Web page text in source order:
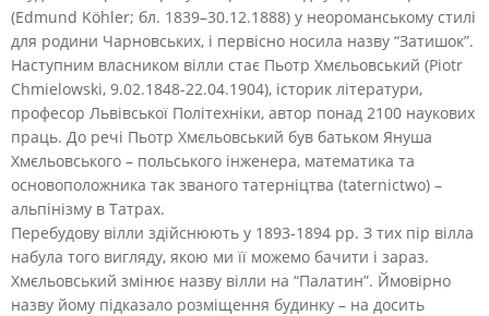
(Edmund Köhler; бл. 1839–30.12.1888) у неороманському стилі
для родини Чарновських, і первісно носила назву “Затишок”.
Наступним власником вілли стає Пьотр Хмєльовський (Piotr
Chmielowski, 9.02.1848-22.04.1904), історик літератури,
професор Львівської Політехніки, автор понад 2100 наукових
праць. До речі Пьотр Хмєльовський був батьком Януша
Хмєльовського – польського інженера, математика та
основоположника так званого татерніцтва (taternictwo) –
альпінізму в Татрах.
Перебудову вілли здійснюють у 1893-1894 рр. З тих пір вілла
набула того вигляду, якою ми її можемо бачити і зараз.
Хмєльовський змінює назву вілли на “Палатин”. Ймовірно
назву йому підказало розміщення будинку – на досить